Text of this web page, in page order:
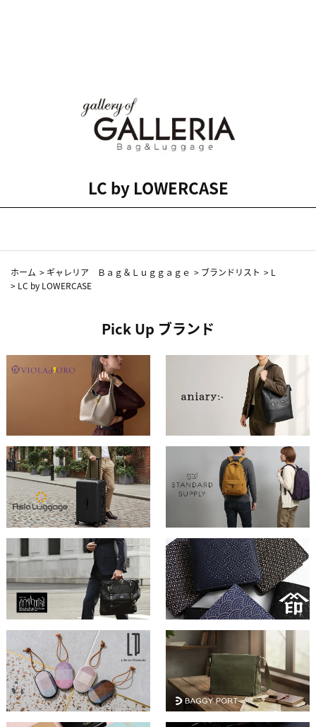
LC by LOWERCASE
ホーム > ギャレリア Ｂａｇ＆Ｌｕｇｇａｇｅ > ブランドリスト > L
> LC by LOWERCASE
Pick Up ブランド